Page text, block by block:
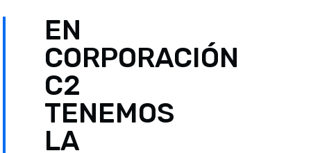
EN
CORPORACIÓN
C2
TENEMOS
LA